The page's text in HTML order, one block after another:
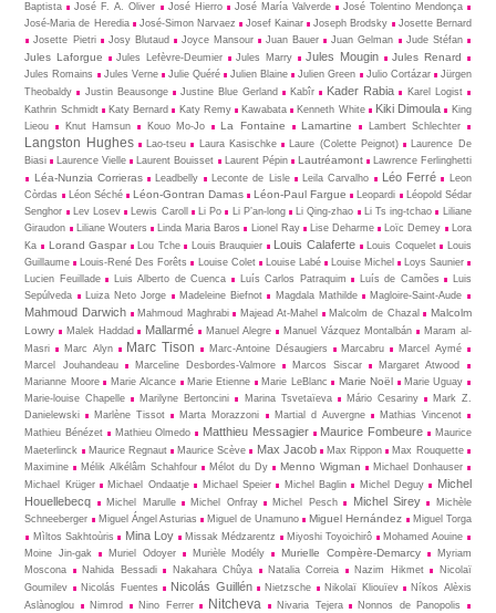
Baptista
José F. A. Oliver José Hierro José María Valverde
José Tolentino Mendonça
José-Maria de Heredia
José-Simon Narvaez Josef Kainar Joseph Brodsky
Josette Bernard
Josette Pietri
Josy Blutaud Joyce Mansour Juan Bauer Juan Gelman Jude Stéfan
Jules Laforgue Jules Lefèvre-Deumier Jules Marry Jules Mougin Jules Renard
Jules Romains Jules Verne Julie Quéré Julien Blaine Julien Green Julio Cortázar
Jürgen
Theobaldy
Justin Beausonge Justine Blue Gerland Kabîr Kader Rabia
Karel Logist
Kathrin Schmidt
Katy Bernard Katy Remy Kawabata Kenneth White Kiki Dimoula
King
Lieou
Knut Hamsun Kouo Mo-Jo La Fontaine Lamartine Lambert Schlechter
Langston Hughes Lao-tseu Laura Kasischke Laure (Colette Peignot)
Laurence De
Biasi
Laurence Vielle Laurent Bouisset Laurent Pépin Lautréamont Lawrence Ferlinghetti
Léa-Nunzia Corrieras Leadbelly Leconte de Lisle Leila Carvalho Léo Ferré
Leon
Còrdas
Léon Séché Léon-Gontran Damas Léon-Paul Fargue Leopardi
Léopold Sédar
Senghor
Lev Losev Lewis Caroll Li Po Li P’an-long Li Qing-zhao Li Ts ing-tchao
Liliane
Giraudon
Liliane Wouters Linda Maria Baros Lionel Ray Lise Deharme Loïc Demey
Lora
Ka
Lorand Gaspar Lou Tche Louis Brauquier Louis Calaferte Louis Coquelet
Louis
Guillaume
Louis-René Des Forêts Louise Colet Louise Labé Louise Michel
Loys Saunier
Lucien Feuillade
Luis Alberto de Cuenca Luís Carlos Patraquim Luís de Camões
Luis
Sepúlveda
Luiza Neto Jorge Madeleine Biefnot Magdala Mathilde Magloire-Saint-Aude
Mahmoud Darwich Mahmoud Maghrabi Majead At-Mahel Malcolm de Chazal
Malcolm
Lowry
Malek Haddad Mallarmé Manuel Alegre Manuel Vázquez Montalbán
Maram al-
Masri
Marc Alyn Marc Tison Marc-Antoine Désaugiers Marcabru
Marcel Aymé
Marcel Jouhandeau
Marceline Desbordes-Valmore Marcos Siscar
Margaret Atwood
Marianne Moore
Marie Alcance Marie Etienne Marie LeBlanc Marie Noël
Marie Uguay
Marie-louise Chapelle
Marilyne Bertoncini Marina Tsvetaïeva Mário Cesariny
Mark Z.
Danielewski
Marlène Tissot Marta Morazzoni Martial d Auvergne
Mathias Vincenot
Mathieu Bénézet
Mathieu Olmedo Matthieu Messagier Maurice Fombeure
Maurice
Maeterlinck
Maurice Regnaut Maurice Scève Max Jacob Max Rippon
Max Rouquette
Maximine
Mélik Alkélâm Schahfour Mélot du Dy Menno Wigman
Michael Donhauser
Michael Krüger
Michael Ondaatje Michael Speier Michel Baglin Michel Deguy
Michel
Houellebecq
Michel Marulle Michel Onfray Michel Pesch Michel Sirey
Michèle
Schneeberger
Miguel Ángel Asturias Miguel de Unamuno Miguel Hernández
Miguel Torga
Mìltos Sakhtoùris
Mina Loy Missak Médzarentz Miyoshi Toyoichirô
Mohamed Aouine
Moine Jin-gak
Muriel Odoyer Murièle Modély Murielle Compère-Demarcy
Myriam
Moscona
Nahida Bessadi Nakahara Chûya Natalia Correia Nazim Hikmet
Nicolaï
Goumilev
Nicolás Fuentes Nicolás Guillén Nietz­sche Nikolaï Kliouïev
Níkos Alèxis
Aslànoglou
Nimrod Nino Ferrer Nitcheva Nivaria Tejera
Nonnos de Panopolis